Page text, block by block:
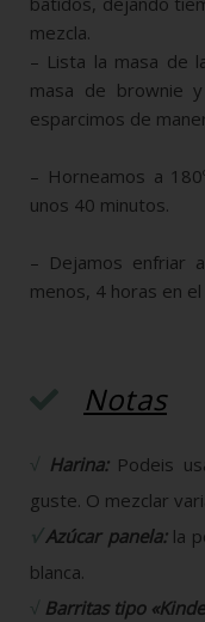
mezcla.
– Lista la masa de
masa de brownie
esparcimos de
– Horneamos a
unos 40 minutos.
– Dejamos enfriar
menos, 4 horas en
Notas
√ Harina:Podeis
guste. O mezclar
√Azúcar panela: la
blanca.
√ Barritas tipo